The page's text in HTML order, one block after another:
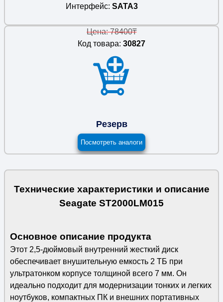
Интерфейс SATA3
Цена: 78400₸
Код товара: 30827
Резерв
Посмотреть аналоги
Технические характеристики и описание
Seagate ST2000LM015
Основное описание продукта
Этот 2,5-дюймовый внутренний жесткий диск
обеспечивает внушительную емкость 2 ТБ при
ультратонком корпусе толщиной всего 7 мм. Он
идеально подходит для модернизации тонких и легких
ноутбуков, компактных ПК и внешних портативных